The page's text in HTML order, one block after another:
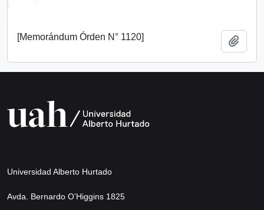
[Memorándum Órden N° 1120]
Universidad Alberto Hurtado
Avda. Bernardo O’Higgins 1825